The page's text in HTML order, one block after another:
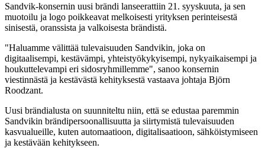
Sandvik-konsernin uusi brändi lanseerattiin 21. syyskuuta, ja sen
muotoilu ja logo poikkeavat melkoisesti yrityksen perinteisestä
sinisestä, oranssista ja valkoisesta brändistä.
"Haluamme välittää tulevaisuuden Sandvikin, joka on
digitaalisempi, kestävämpi, yhteistyökykyisempi, nykyaikaisempi ja
houkuttelevampi eri sidosryhmillemme", sanoo konsernin
viestinnästä ja kestävästä kehityksestä vastaava johtaja Björn
Roodzant.
Uusi brändialusta on suunniteltu niin, että se edustaa paremmin
Sandvikin brändipersoonallisuutta ja siirtymistä tulevaisuuden
kasvualueille, kuten automaatioon, digitalisaatioon, sähköistymiseen
ja kestävään kehitykseen.